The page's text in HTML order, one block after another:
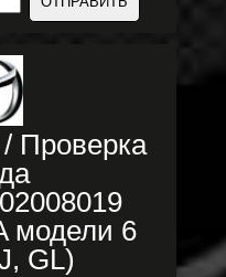
Проверка
модели 6
GL)